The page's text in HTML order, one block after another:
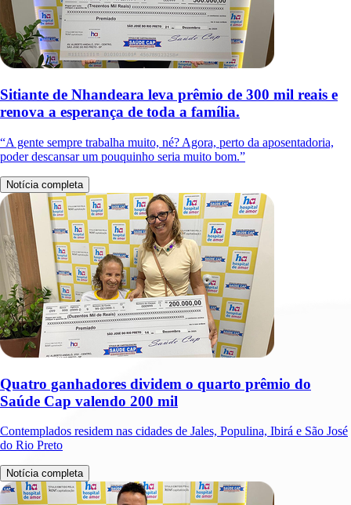
Sitiante de Nhandeara leva prêmio de 300 mil reais e
renova a esperança de toda a família.
“A gente sempre trabalha muito, né? Agora, perto da aposentadoria,
poder descansar um pouquinho seria muito bom.”
Notícia completa
Quatro ganhadores dividem o quarto prêmio do
Saúde Cap valendo 200 mil
Contemplados residem nas cidades de Jales, Populina, Ibirá e São José
do Rio Preto
Notícia completa